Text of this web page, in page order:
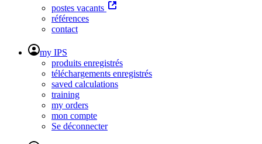
postes vacants
références
contact
my IPS
produits enregistrés
téléchargements enregistrés
saved calculations
training
my orders
mon compte
Se déconnecter